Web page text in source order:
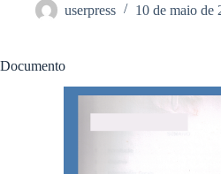
userpress 10 de maio de
Documento